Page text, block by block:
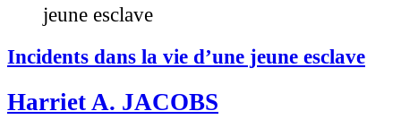
Incidents dans la vie d’une jeune esclave
Harriet A. JACOBS